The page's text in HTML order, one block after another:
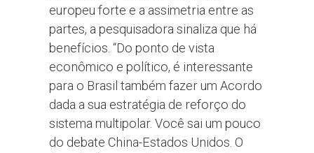
europeu forte e a assimetria entre as
partes, a pesquisadora sinaliza que há
benefícios. “Do ponto de vista
econômico e político, é interessante
para o Brasil também fazer um Acordo
dada a sua estratégia de reforço do
sistema multipolar. Você sai um pouco
do debate China-Estados Unidos. O